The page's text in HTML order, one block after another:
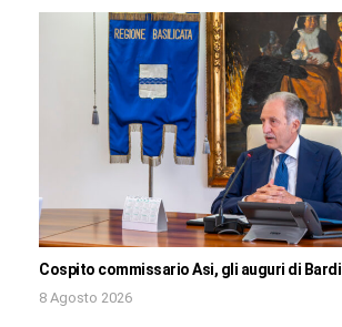
Cospito commissario Asi, gli auguri di Bardi
8 Agosto 2026